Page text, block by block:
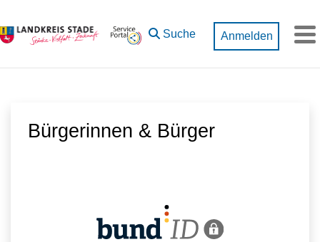
Suche Anmelden
Bürgerinnen & Bürger